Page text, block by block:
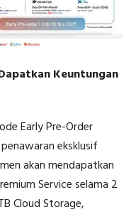
Keuntungan
Early Pre-Order
eksklusif
akan mendapatkan
Service selama 2
Cloud Storage,